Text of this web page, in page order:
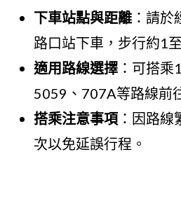
下車站點與距離 ：請
路口站下車，步行約1
適用路線選擇 ：可搭
5059、707A等路線前
搭乘注意事項 ：因路
次以免延誤行程。